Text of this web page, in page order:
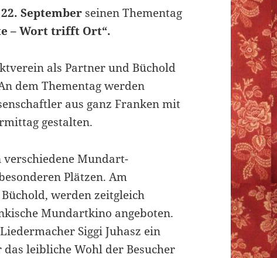
22. September seinen Thementag
– Wort trifft Ort“.
als Partner und Büchold
dem Thementag werden
aus ganz Franken mit
gestalten.
Mundart-
Plätzen. Am
werden zeitgleich
Mundartkino angeboten.
Siggi Juhasz ein
leibliche Wohl der Besucher